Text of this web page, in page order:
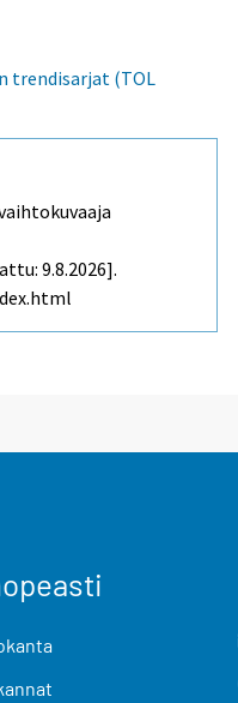
trendisarjat (TOL
9.8.2026].